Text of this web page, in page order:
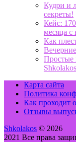
Кудри и
секреты!
Кейс:
месяца с
Как
Простые
Shkolakos
Карта сайта
Политика
Как проходит
Отзывы
Shkolakos © 2026
2021 Все права